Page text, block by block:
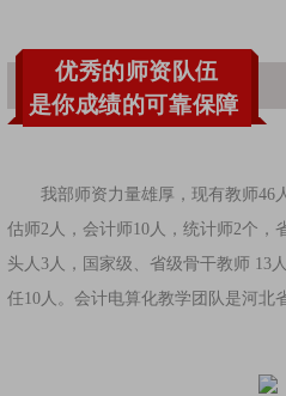
优秀的师资队伍
是你成绩的可靠保障
我部师资力量雄厚，现有教师46
估师2人，会计师10人，统计师2个，
头人3人，国家级、省级骨干教师 13
任10人。会计电算化教学团队是河北